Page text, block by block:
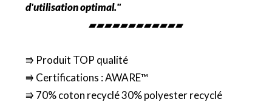
d'utilisation optimal."
▰▰▰▰▰▰▰▰▰▰▰▰
⭆ Produit TOP qualité
⭆ Certifications : AWARE™
⭆ 70% coton recyclé 30% polyester recyclé